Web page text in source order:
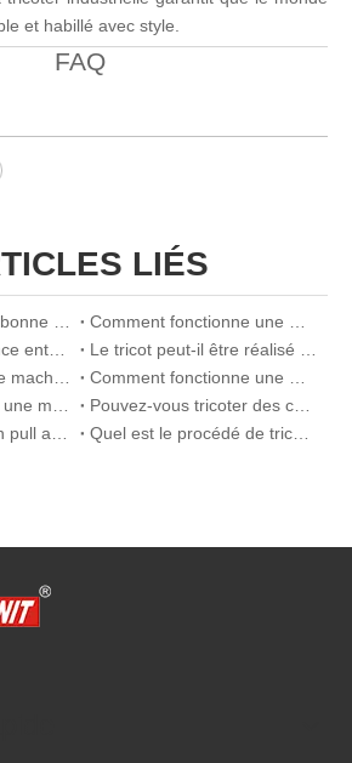
et habillé avec style.
FAQ
LIÉS
Comment trouver la bonne machine à tricoter industrielle en fonction de votre entreprise
Comment fonctionne une machine à tricoter circulaire ?
Quelle est la différence entre les machines à tricoter circulaires et rectilignes ?
Le tricot peut-il être réalisé à la machine ? Un guide complet sur la machine à tricoter
Comment utiliser une machine à tricoter
Comment fonctionne une machine à tricoter
Que puis-je faire sur une machine à tricoter
Pouvez-vous tricoter des chaussettes sur une machine à tricoter
Pouvez-vous faire un pull avec une machine à tricoter
Quel est le procédé de tricotage à plat ?